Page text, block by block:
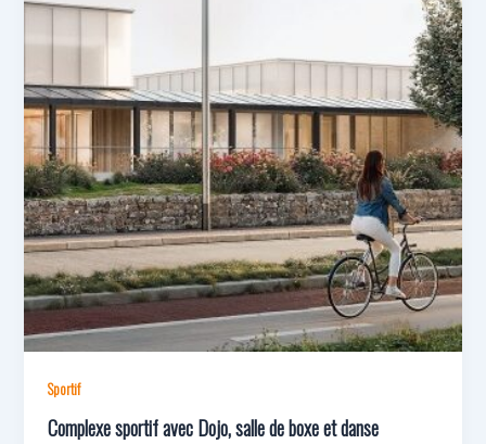
Sportif
Complexe sportif avec Dojo, salle de boxe et danse